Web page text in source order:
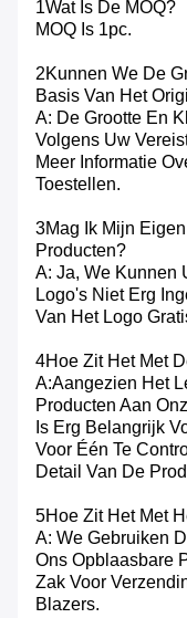
1Wat Is De MOQ?
MOQ Is 1pc.
2Kunnen We De
Basis Van Het
A: De Grootte En
Volgens Uw
Meer Informatie
Toestellen.
3Mag Ik Mijn
Producten?
A: Ja, We Kunnen
Logo's Niet Erg
Van Het Logo
4Hoe Zit Het Met
A:Aangezien Het
Producten Aan
Is Erg Belangrijk
Voor Één Te
Detail Van De
5Hoe Zit Het Met
A: We Gebruiken
Ons Opblaasbare
Zak Voor
Blazers.